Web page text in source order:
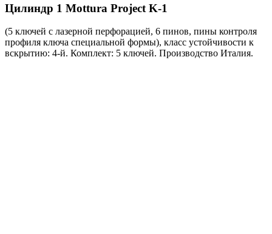
Цилиндр 1 Mottura Project K-1
(5 ключей с лазерной перфорацией, 6 пинов, пины контроля
профиля ключа специальной формы), класс устойчивости к
вскрытию: 4-й. Комплект: 5 ключей. Производство Италия.